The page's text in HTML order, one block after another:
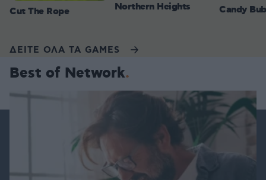
Cut The Rope Northern Heights Candy
ΔΕΙΤΕ ΟΛΑ ΤΑ GAMES
Best of Network